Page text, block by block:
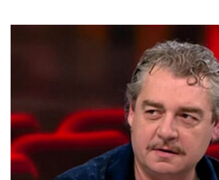
БИЗНЕС
Василев,
email:
v.vasilev@flagman.bg
Катя
Касабова,
еmail:k.kassabova@flagman.bg